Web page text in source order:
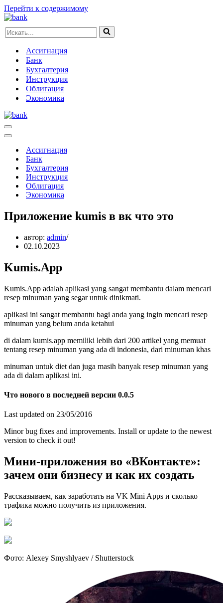
Перейти к содержимому
Искать...
Ассигнация
Банк
Бухгалтерия
Инструкция
Облигация
Экономика
Меню
навигации
Меню
навигацииАссигнация
Банк
Бухгалтерия
Инструкция
Облигация
Экономика
Приложение kumis в вк что это
автор: admin
02.10.2023
Kumis.App
Kumis.App adalah aplikasi yang sangat membantu dalam mencari
resep minuman yang segar untuk dinikmati.
aplikasi ini sangat membantu bagi anda yang ingin mencari resep
minuman yang belum anda ketahui
di dalam kumis.app memiliki lebih dari 200 artikel yang memuat
tentang resep minuman yang ada di indonesia, dari minuman khas
minuman untuk diet dan juga masih banyak resep minuman yang
ada di dalam aplikasi ini.
Что нового в последней версии 0.0.5
Last updated on 23/05/2016
Minor bug fixes and improvements. Install or update to the newest
version to check it out!
Мини-приложения во «ВКонтакте»:
зачем они бизнесу и как их создать
Рассказываем, как заработать на VK Mini Apps и сколько
трафика можно получить из приложения.
Фото: Alexey Smyshlyaev / Shutterstock